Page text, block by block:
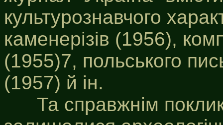
культурознавчого
каменерізів (1956),
(1955)7, польського
(1957) й ін.
Та справжнім